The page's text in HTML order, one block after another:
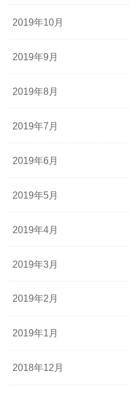
2019年10月
2019年9月
2019年8月
2019年7月
2019年6月
2019年5月
2019年4月
2019年3月
2019年2月
2019年1月
2018年12月